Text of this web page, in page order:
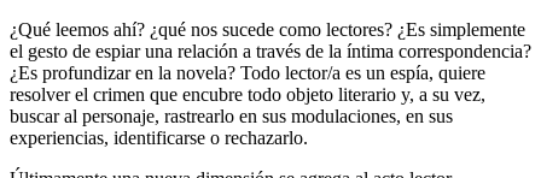
¿Qué leemos ahí? ¿qué nos sucede como lectores? ¿Es simplemente
el gesto de espiar una relación a través de la íntima correspondencia?
¿Es profundizar en la novela? Todo lector/a es un espía, quiere
resolver el crimen que encubre todo objeto literario y, a su vez,
buscar al personaje, rastrearlo en sus modulaciones, en sus
experiencias, identificarse o rechazarlo.